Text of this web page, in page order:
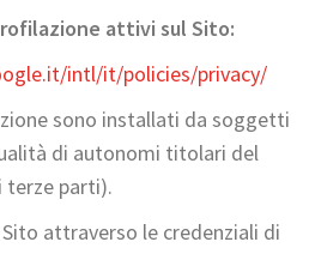
attivi sul Sito:
intl/it/policies/privacy/
sono installati da soggetti
di autonomi titolari del
parti).
attraverso le credenziali di